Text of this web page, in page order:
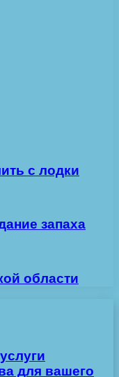
с лодки
запаха
области
для вашего